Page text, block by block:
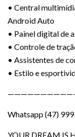
• Central
Android Auto
• Painel digital de
• Controle de
• Assistentes de
• Estilo e
Whatsapp (47)
YOUR DREAM IS